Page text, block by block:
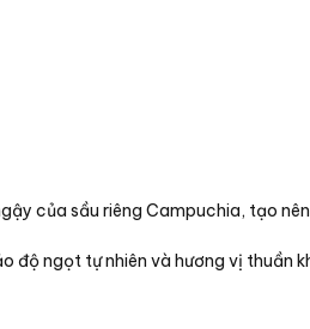
của sầu riêng Campuchia, tạo
độ ngọt tự nhiên và hương vị thuần